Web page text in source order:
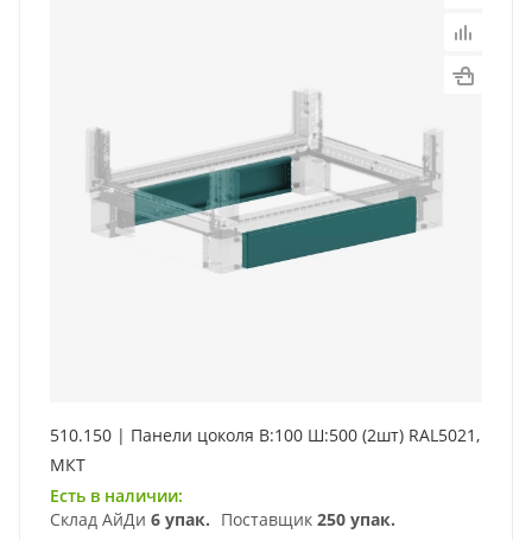
510.150 | Панели цоколя В:100 Ш:500 (2шт) RAL5021,
МКТ
Есть в наличии:
Склад АйДи 6 упак. Поставщик 250 упак.